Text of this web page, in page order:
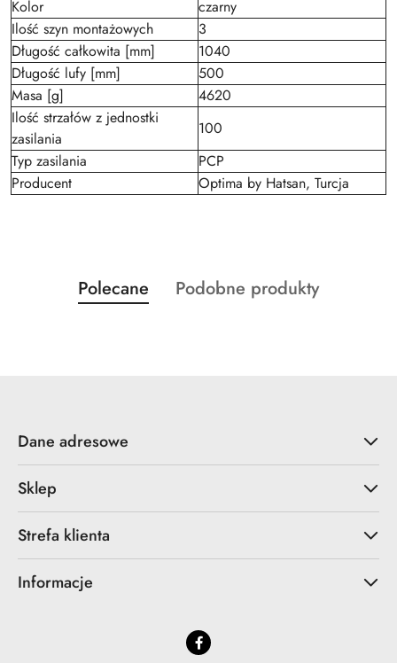
Kolor
czarny
Ilość szyn montażowych
3
Długość całkowita [mm]
1040
Długość lufy [mm]
500
Masa [g]
4620
Ilość strzałów z jednostki
zasilania
100
Typ zasilania
PCP
Producent
Optima by Hatsan, Turcja
Pomiń karuzelę produktów
Produkty
o
Polecane
Produkty
Podobne produkty
Dane adresowe
Sklep
Strefa klienta
Informacje